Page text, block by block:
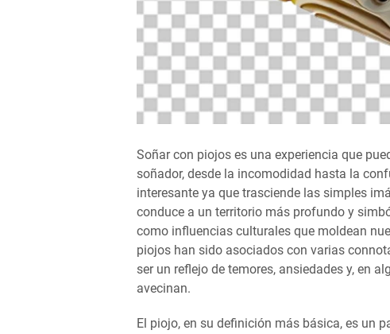
Soñar con piojos es una experiencia que
soñador, desde la incomodidad hasta la
interesante ya que trasciende las simples
conduce a un territorio más profundo y
como influencias culturales que moldean
piojos han sido asociados con varias
ser un reflejo de temores, ansiedades y, en
avecinan.
El piojo, en su definición más básica, es un